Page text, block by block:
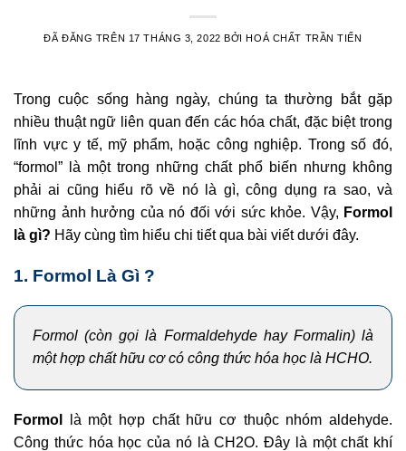
ĐÃ ĐĂNG TRÊN 17 THÁNG 3, 2022 BỞIHOÁ CHẤT TRẦN TIẾN
Trong cuộc sống hàng ngày, chúng ta thường bắt gặp
nhiều thuật ngữ liên quan đến các hóa chất, đặc biệt trong
lĩnh vực y tế, mỹ phẩm, hoặc công nghiệp. Trong số đó,
“formol” là một trong những chất phổ biến nhưng không
phải ai cũng hiểu rõ về nó là gì, công dụng ra sao, và
những ảnh hưởng của nó đối với sức khỏe. Vậy, Formol
là gì? Hãy cùng tìm hiểu chi tiết qua bài viết dưới đây.
1. Formol Là Gì ?
Formol (còn gọi là Formaldehyde hay Formalin) là
một hợp chất hữu cơ có công thức hóa học là HCHO.
Formol
là một hợp chất hữu cơ thuộc nhóm aldehyde.
Công thức hóa học của nó là CH2O. Đây là một chất khí